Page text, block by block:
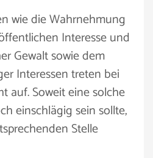
wie die Wahrnehmung
Interesse und
Gewalt sowie dem
Interessen treten bei
auf. Soweit eine solche
einschlägig sein sollte,
Stelle